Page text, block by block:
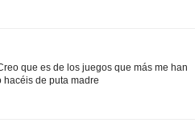
que es de los juegos que más me han
hacéis de puta madre